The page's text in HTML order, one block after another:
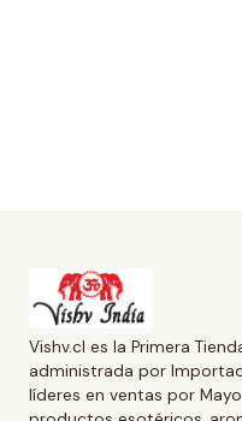
Vishv.cl es la Primera
administrada por
líderes en ventas por